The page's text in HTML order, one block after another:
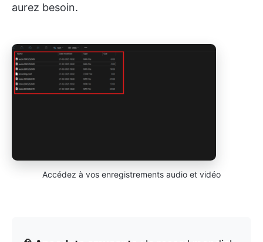
aurez besoin.
Accédez à vos enregistrements audio et vidéo